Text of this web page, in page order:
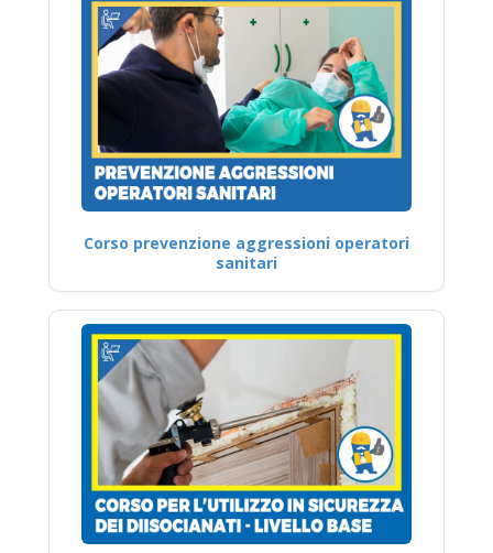
Corso prevenzione aggressioni operatori
sanitari